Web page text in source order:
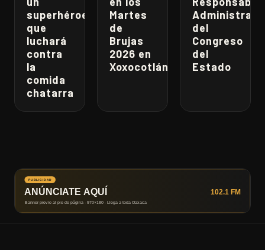
superhéroe
que
luchará
contra
la
comida
chatarra
Martes
de
Brujas
2026 en
Xoxocotlán
del
Congreso
del
Estado